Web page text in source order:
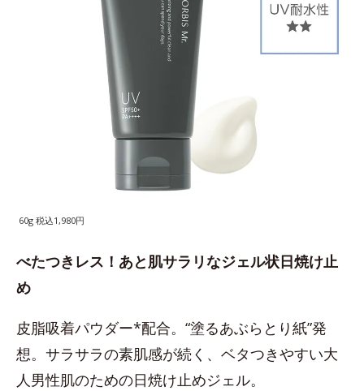
60g 税込1,980円
べたつきレス！あと肌サラリなジェル状日焼け止
め
皮脂吸着パウダー*配合。“塗るあぶらとり紙”発
想。サラサラの素肌感が続く、ベタつきやすい大
人男性肌のための日焼け止めジェル。